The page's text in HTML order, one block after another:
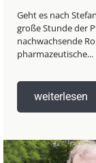
Geht es nach
große Stunde der
nachwachsende
pharmazeutische...
weiterlesen